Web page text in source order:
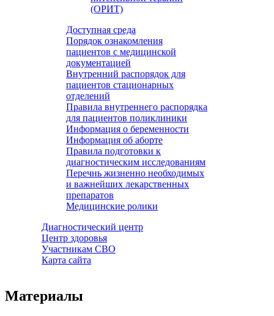
(ОРИТ)
Доступная среда
Порядок ознакомления
пациентов с медицинской
документацией
Внутренний распорядок для
пациентов стационарных
отделений
Правила внутреннего распорядка
для пациентов поликлиники
Информация о беременности
Информация об аборте
Правила подготовки к
диагностическим исследованиям
Перечнь жизненно необходимых
и важнейших лекарственных
препаратов
Медицинские ролики
Диагностический центр
Центр здоровья
Участникам СВО
Карта сайта
Материалы